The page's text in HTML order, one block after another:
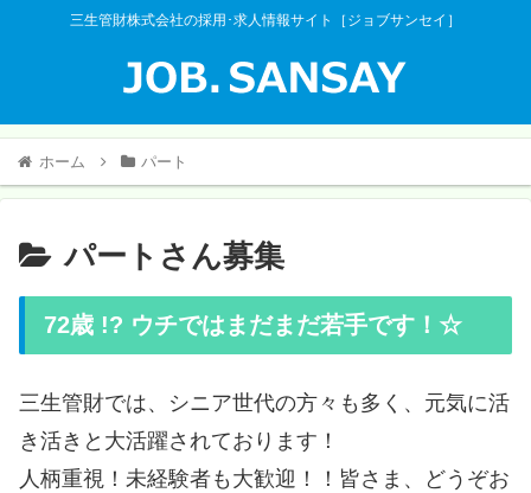
三生管財株式会社の採用･求人情報サイト［ジョブサンセイ］
ホーム パート
パートさん募集
72歳 !? ウチではまだまだ若手です！☆
三生管財では、シニア世代の方々も多く、元気に活
き活きと大活躍されております！
人柄重視！未経験者も大歓迎！！皆さま、どうぞお